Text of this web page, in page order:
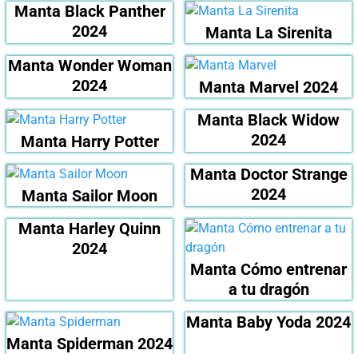
Manta Black Panther
2024
Manta La Sirenita
Manta Wonder Woman
2024
Manta Marvel 2024
Manta Harry Potter
Manta Black Widow
2024
Manta Sailor Moon
Manta Doctor Strange
2024
Manta Harley Quinn
2024
Manta Cómo entrenar
a tu dragón
Manta Spiderman 2024
Manta Baby Yoda 2024